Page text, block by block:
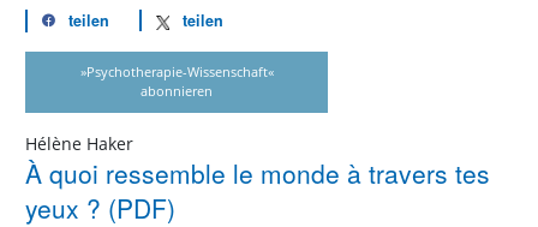
teilen teilen
»Psychotherapie-Wissenschaft«
abonnieren
Hélène Haker
À quoi ressemble le monde à travers tes
yeux ? (PDF)